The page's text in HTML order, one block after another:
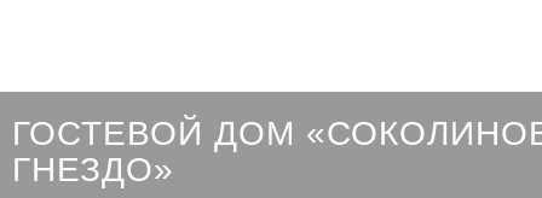
ГОСТЕВОЙ ДОМ
ГНЕЗДО»